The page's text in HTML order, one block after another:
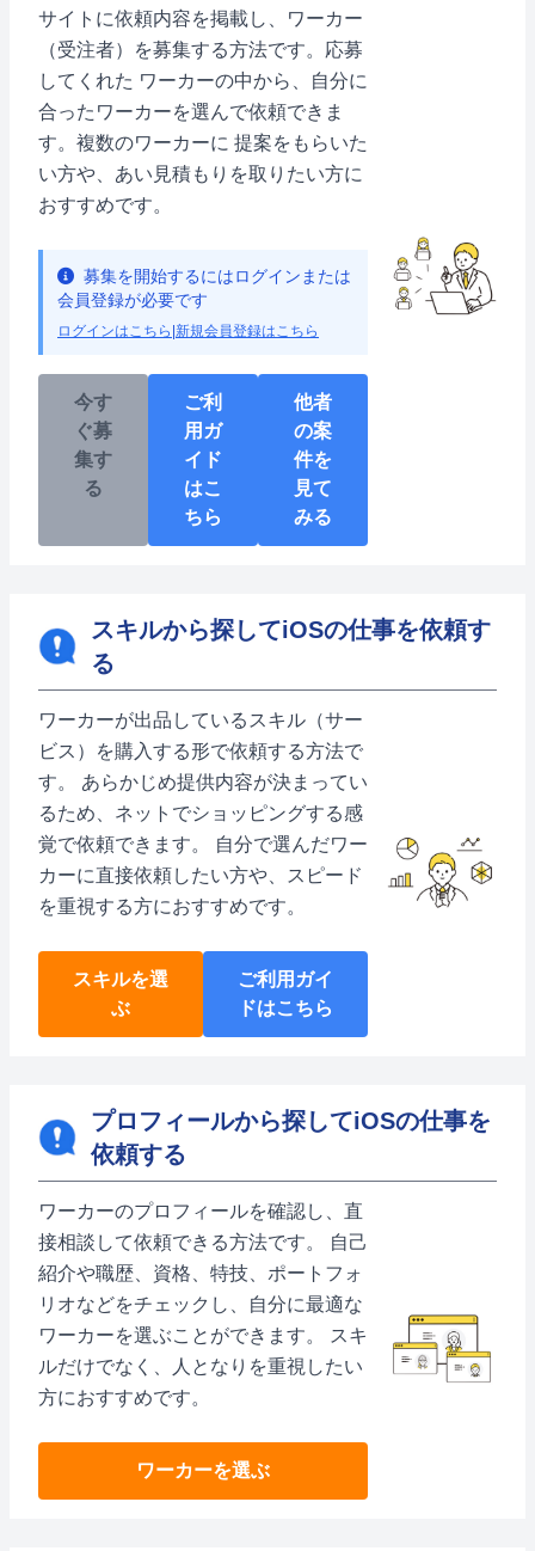
サイトに依頼内容を掲載し、ワーカー
（受注者）を募集する方法です。応募
してくれた ワーカーの中から、自分に
合ったワーカーを選んで依頼できま
す。複数のワーカーに 提案をもらいた
い方や、あい見積もりを取りたい方に
おすすめです。
募集を開始するにはログインまたは
会員登録が必要です
ログインはこちら 新規会員登録はこちら
今す
ぐ募
集す
る
ご利
用ガ
イド
はこ
ちら
他者
の案
件を
見て
みる
スキルから探してiOSの仕事を依頼す
る
ワーカーが出品しているスキル（サー
ビス）を購入する形で依頼する方法で
す。 あらかじめ提供内容が決まってい
るため、ネットでショッピングする感
覚で依頼できます。 自分で選んだワー
カーに直接依頼したい方や、スピード
を重視する方におすすめです。
スキルを選
ぶ
ご利用ガイ
ドはこちら
プロフィールから探してiOSの仕事を
依頼する
ワーカーのプロフィールを確認し、直
接相談して依頼できる方法です。 自己
紹介や職歴、資格、特技、ポートフォ
リオなどをチェックし、自分に最適な
ワーカーを選ぶことができます。 スキ
ルだけでなく、人となりを重視したい
方におすすめです。
ワーカーを選ぶ